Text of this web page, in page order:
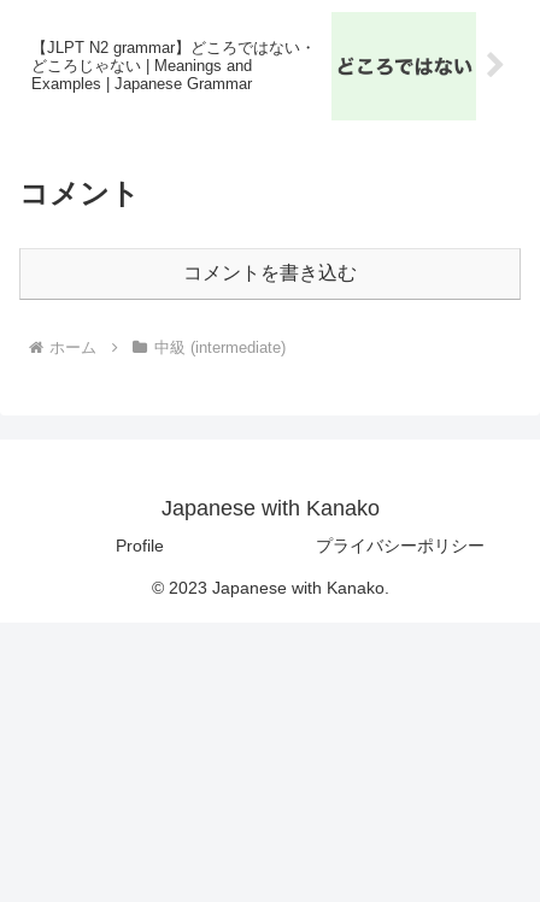
【JLPT N2 grammar】どころではない・
どころじゃない | Meanings and
Examples | Japanese Grammar
コメント
コメントを書き込む
ホーム 中級 (intermediate)
Japanese with Kanako
Profile プライバシーポリシー
© 2023 Japanese with Kanako.